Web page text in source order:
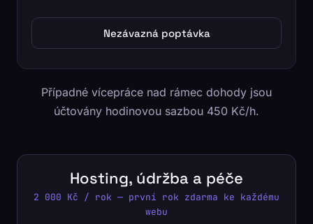
Nezávazná poptávka
Případné vícepráce nad rámec dohody jsou
účtovány hodinovou sazbou 450 Kč/h.
Hosting, údržba a péče
2 000 Kč / rok — první rok zdarma ke každému
webu